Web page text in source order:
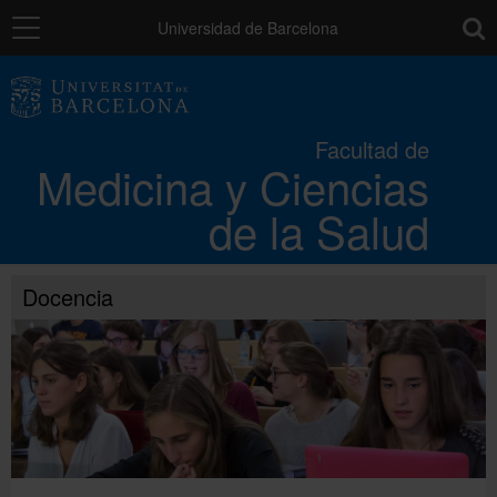
Navegación Universidad de Barcelona
Facultad de
Medicina y Ciencias
de la Salud
Los campus
Docencia
Investigación
Movilidad
Directorio
Docencia